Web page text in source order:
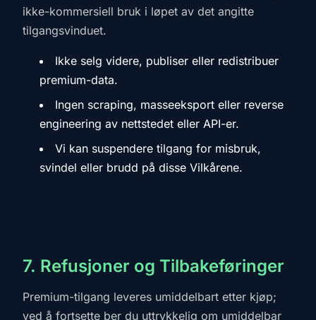
ikke-kommersiell bruk i løpet av det angitte
tilgangsvinduet.
Ikke selg videre, publiser eller redistribuer
premium-data.
Ingen scraping, masseeksport eller reverse
engineering av nettstedet eller API-er.
Vi kan suspendere tilgang for misbruk,
svindel eller brudd på disse Vilkårene.
7. Refusjoner og Tilbakeføringer
Premium-tilgang leveres umiddelbart etter kjøp;
ved å fortsette ber du uttrykkelig om umiddelbar